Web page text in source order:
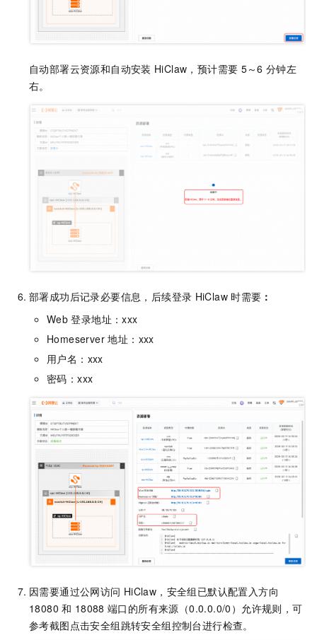
自动部署云资源和自动安装 HiClaw，预计需要 5～6 分钟左
右。
部署成功后记录必要信息，后续登录 HiClaw 时需要 ：
Web 登录地址：xxx
Homeserver 地址：xxx
用户名：xxx
密码：xxx
因需要通过公网访问 HiClaw，安全组已默认配置入方向
18080 和 18088 端口的所有来源（0.0.0.0/0）允许规则，可
参考截图点击安全组跳转安全组控制台进行检查。